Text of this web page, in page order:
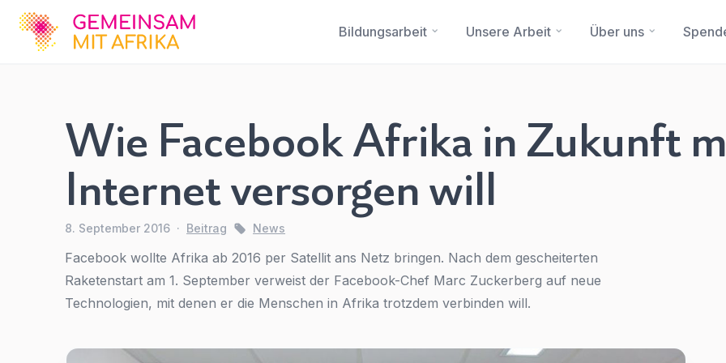
GFA
Bildungsarbeit Unsere Arbeit Über uns
Wie Facebook Afrika in Zukunft
Internet versorgen will
8. September 2016 · Beitrag News
Facebook wollte Afrika ab 2016 per Satellit ans Netz bringen. Nach dem gescheiterten
Raketenstart am 1. September verweist der Facebook-Chef Marc Zuckerberg auf neue
Technologien, mit denen er die Menschen in Afrika trotzdem verbinden will.
Sie haben eine Frage?
E-Mail*
Wie
Facebook
Afrika in
Zukunft
mit
Internet
Ein Konto erstellen
Last Name
Abonnieren Sie unseren Newsletter regelmäßige